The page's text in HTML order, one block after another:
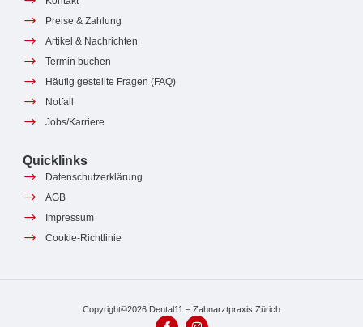
Preise & Zahlung
Artikel & Nachrichten
Termin buchen
Häufig gestellte Fragen (FAQ)
Notfall
Jobs/Karriere
Quicklinks
Datenschutzerklärung
AGB
Impressum
Cookie-Richtlinie
Copyright©2026 Dental11 – Zahnarztpraxis Zürich